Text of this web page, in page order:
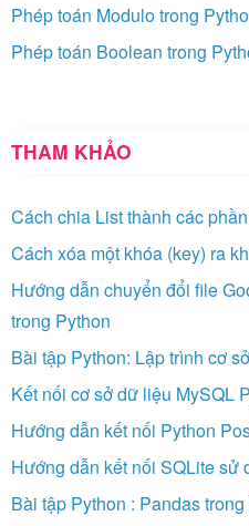
Phép toán Modulo trong
Phép toán Boolean trong
THAM KHẢO
Cách chia List thành các
Cách xóa một khóa (key) ra
Hướng dẫn chuyển đổi file
trong Python
Bài tập Python: Lập trình cơ
Kết nối cơ sở dữ liệu MySQL
Hướng dẫn kết nối Python
Hướng dẫn kết nối SQLite sử
Bài tập Python : Pandas